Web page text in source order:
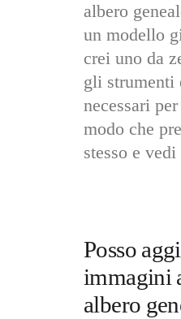
albero
un modello
crei uno da
gli strumenti
necessari
modo che
stesso e
Posso
immagini
albero